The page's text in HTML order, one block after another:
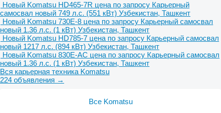
Новый Komatsu HD465-7R цена по запросу Карьерный
самосвал новый 749 л.с. (551 кВт) Узбекистан, Ташкент
Новый Komatsu 730E-8 цена по запросу Карьерный самосвал
новый 1.36 л.с. (1 кВт) Узбекистан, Ташкент
Новый Komatsu HD785-7 цена по запросу Карьерный самосвал
новый 1217 л.с. (894 кВт) Узбекистан, Ташкент
Новый Komatsu 830E-AC цена по запросу Карьерный самосвал
новый 1.36 л.с. (1 кВт) Узбекистан, Ташкент
Вся карьерная техника Komatsu
224 объявления →
Все Komatsu